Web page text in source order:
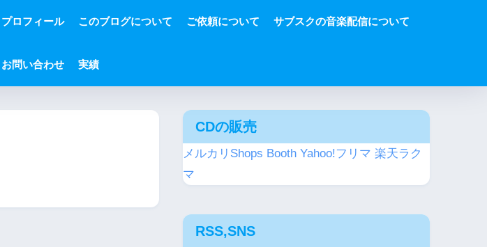
プロフィール このブログについて ご依頼について サブスクの音楽配信について
お問い合わせ 実績
CDの販売
メルカリShops Booth Yahoo!フリマ 楽天ラク
マ
RSS,SNS